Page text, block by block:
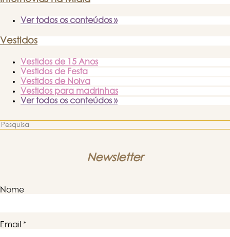
Ver todos os conteúdos »
Vestidos
Vestidos de 15 Anos
Vestidos de Festa
Vestidos de Noiva
Vestidos para madrinhas
Ver todos os conteúdos »
Newsletter
Nome
Email *